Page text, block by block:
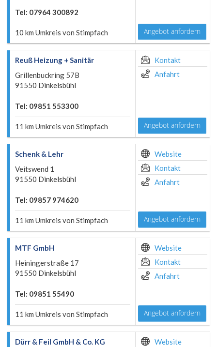
Tel: 07964 300892
10 km Umkreis von Stimpfach Angebot anfordern
Reuß Heizung + Sanitär
Grillenbuckring 57B
91550 Dinkelsbühl
Tel: 09851 553300
11 km Umkreis von Stimpfach
Kontakt
Anfahrt
Angebot anfordern
Schenk & Lehr
Veitswend 1
91550 Dinkelsbühl
Tel: 09857 974620
11 km Umkreis von Stimpfach
Website
Kontakt
Anfahrt
Angebot anfordern
MTF GmbH
Heiningerstraße 17
91550 Dinkelsbühl
Tel: 09851 55490
11 km Umkreis von Stimpfach
Website
Kontakt
Anfahrt
Angebot anfordern
Dürr & Feil GmbH & Co. KG Website